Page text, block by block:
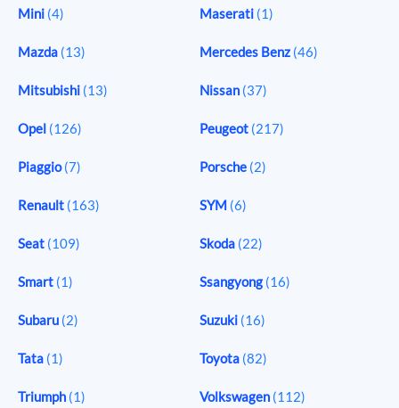
Mini (4) Maserati (1)
Mazda (13) Mercedes Benz (46)
Mitsubishi (13) Nissan (37)
Opel (126) Peugeot (217)
Piaggio(7) Porsche (2)
Renault (163) SYM (6)
Seat (109) Skoda (22)
Smart (1) Ssangyong (16)
Subaru (2) Suzuki (16)
Tata (1) Toyota (82)
Triumph (1) Volkswagen (112)